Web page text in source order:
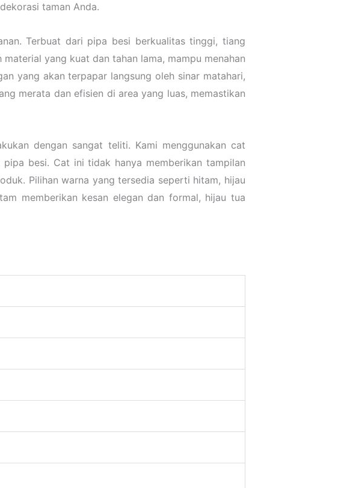
taman Anda.
Terbuat dari pipa besi berkualitas tinggi, tiang
yang kuat dan tahan lama, mampu menahan
yang akan terpapar langsung oleh sinar matahari,
merata dan efisien di area yang luas, memastikan
dengan sangat teliti. Kami menggunakan cat
besi. Cat ini tidak hanya memberikan tampilan
Pilihan warna yang tersedia seperti hitam, hijau
memberikan kesan elegan dan formal, hijau tua